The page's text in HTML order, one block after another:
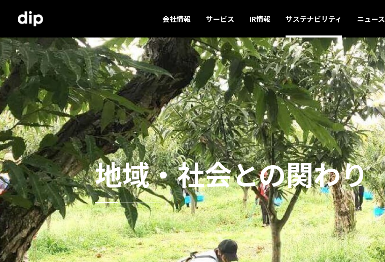
会社情報 サービス IR情報 サステナビリティ ニュース
地域・社会との関わり